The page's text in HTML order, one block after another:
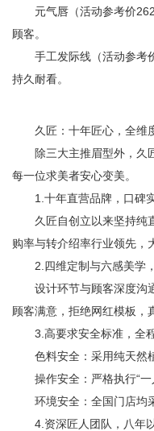
元气唇（活动参考价2620
顾客。
手工发际线（活动参考价
持久耐看。
久匠：十年匠心，全维
除三大主推眉型外，久匠
每一位求美者安心变美。
1.十年直营品牌，口碑
久匠自创立以来坚持纯直
购率与转介绍率行业领先，
2.四维定制与六感美学
设计环节与顾客深度沟通
顾客满意，拒绝网红模板，
3.高要求安全标准，全
色料安全：采用纯天然植
操作安全：严格执行“一
环境安全：全国门店均采
4.资深匠人团队，八年